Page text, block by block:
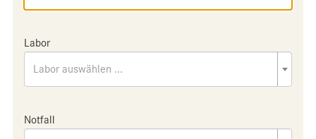
Labor
Labor auswählen ...
Notfall